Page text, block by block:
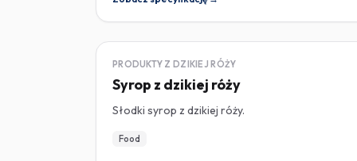
DZIKA RÓŻA
PRODUKTY Z DZIKIEJ RÓŻY
Syrop z dzikiej róży
Słodki syrop z dzikiej róży.
Food